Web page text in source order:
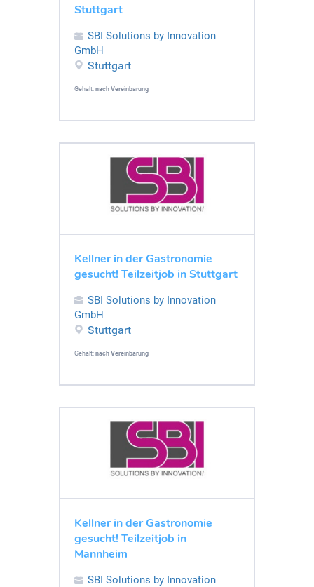
Stuttgart
SBI Solutions by Innovation
GmbH
Stuttgart
Gehalt: nach Vereinbarung
Kellner in der Gastronomie
gesucht! Teilzeitjob in Stuttgart
SBI Solutions by Innovation
GmbH
Stuttgart
Gehalt: nach Vereinbarung
Kellner in der Gastronomie
gesucht! Teilzeitjob in
Mannheim
SBI Solutions by Innovation